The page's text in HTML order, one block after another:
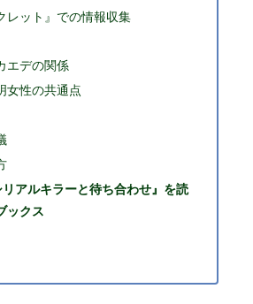
レット』での情報収集
エデの関係
女性の共通点
アルキラーと待ち合わせ』を読
ックス